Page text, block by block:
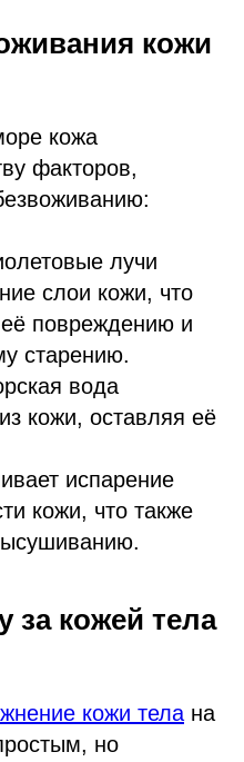
кожи
кожа
факторов,
лучи
слои кожи, что
повреждению и
старению.
вода
кожи, оставляя её
испарение
кожи, что также
за кожей тела
кожи тела на
но